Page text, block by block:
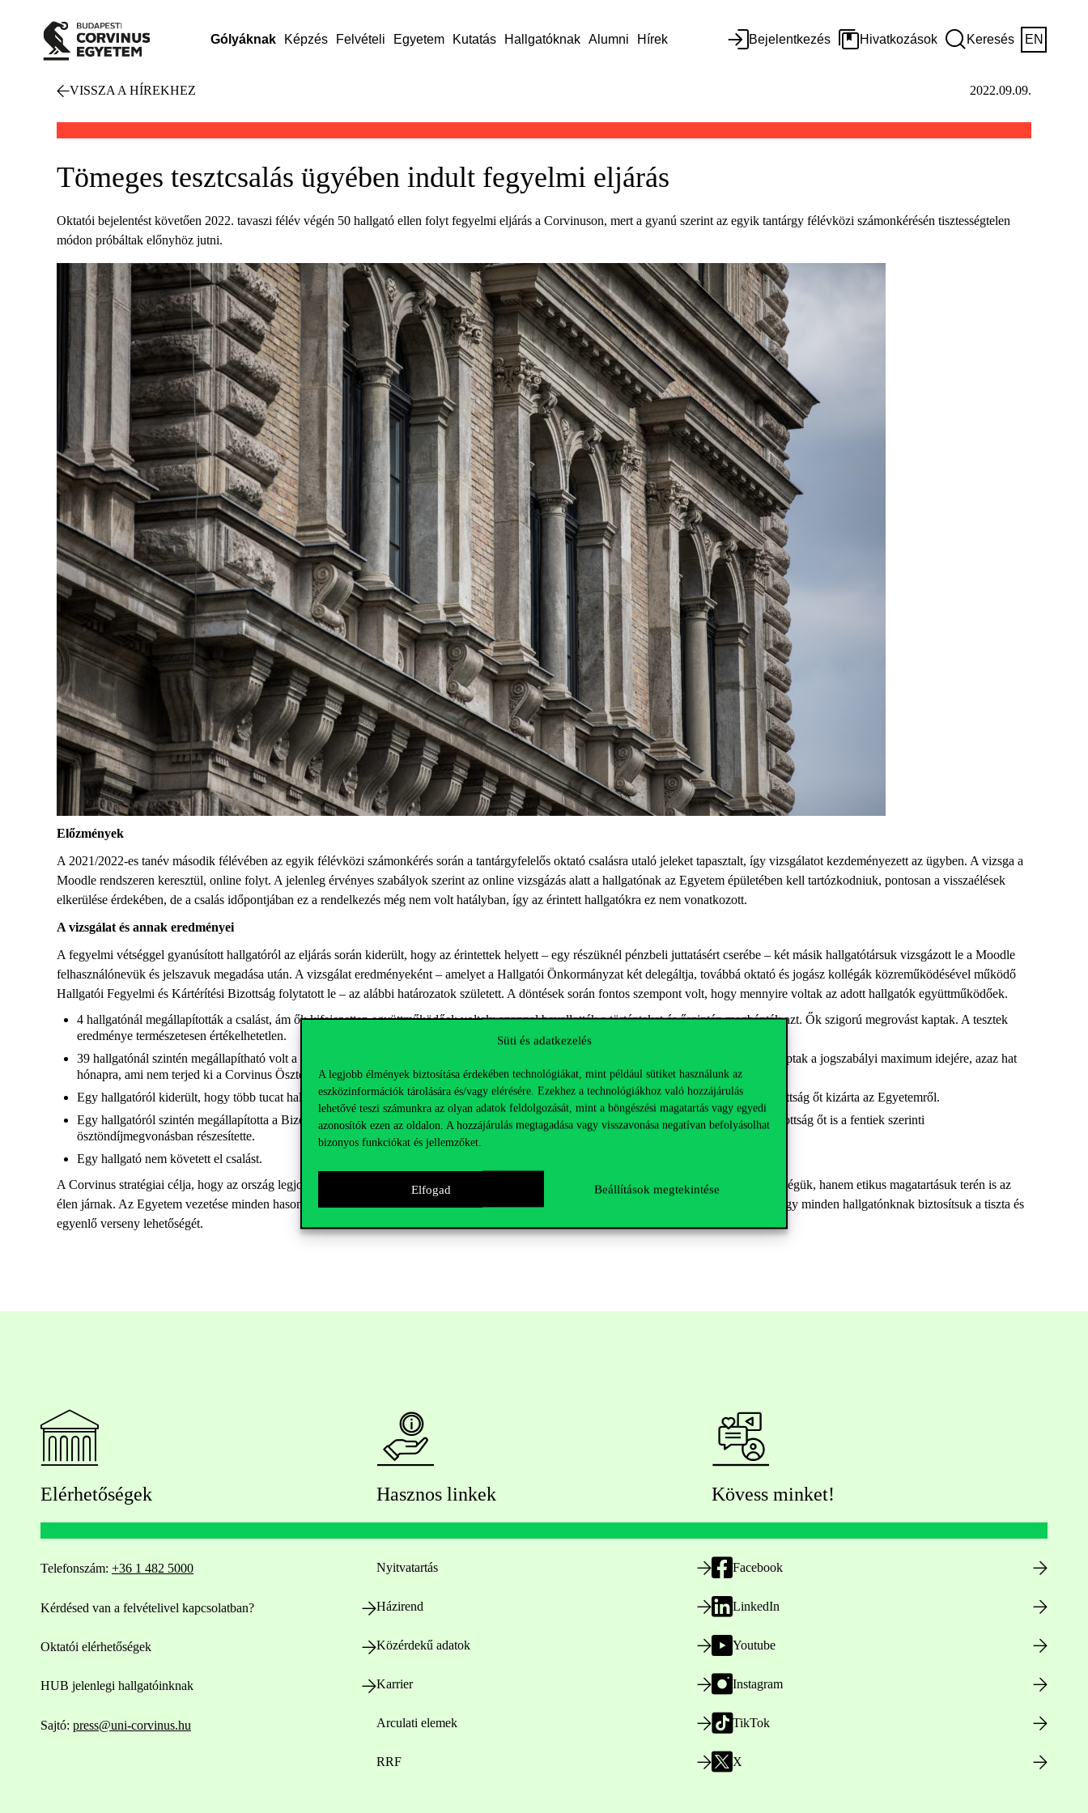
Süti és adatkezelés
A legjobb élmények biztosítása érdekében technológiákat, mint például sütiket használunk az
eszközinformációk tárolására és/vagy elérésére. Ezekhez a technológiákhoz való hozzájárulás
lehetővé teszi számunkra az olyan adatok feldolgozását, mint a böngészési magatartás vagy egyedi
azonosítók ezen az oldalon. A hozzájárulás megtagadása vagy visszavonása negatívan befolyásolhat
bizonyos funkciókat és jellemzőket.
Elfogad Beállítások megtekintése
Gólyáknak Képzés Felvételi Egyetem Kutatás Hallgatóknak Alumni Hírek Bejelentkezés Hivatkozások Keresés EN
VISSZA A HÍREKHEZ 2022.09.09.
Tömeges tesztcsalás ügyében indult fegyelmi eljárás
Oktatói bejelentést követően 2022. tavaszi félév végén 50 hallgató ellen folyt fegyelmi eljárás a Corvinuson, mert a gyanú szerint az egyik tantárgy félévközi számonkérésén tisztességtelen
módon próbáltak előnyhöz jutni.
Előzmények
A 2021/2022-es tanév második félévében az egyik félévközi számonkérés során a tantárgyfelelős oktató csalásra utaló jeleket tapasztalt, így vizsgálatot kezdeményezett az ügyben. A vizsga a
Moodle rendszeren keresztül, online folyt. A jelenleg érvényes szabályok szerint az online vizsgázás alatt a hallgatónak az Egyetem épületében kell tartózkodniuk, pontosan a visszaélések
elkerülése érdekében, de a csalás időpontjában ez a rendelkezés még nem volt hatályban, így az érintett hallgatókra ez nem vonatkozott.
A vizsgálat és annak eredményei
A fegyelmi vétséggel gyanúsított hallgatóról az eljárás során kiderült, hogy az érintettek helyett – egy részüknél pénzbeli juttatásért cserébe – két másik hallgatótársuk vizsgázott le a Moodle
felhasználónevük és jelszavuk megadása után. A vizsgálat eredményeként – amelyet a Hallgatói Önkormányzat két delegáltja, továbbá oktató és jogász kollégák közreműködésével működő
Hallgatói Fegyelmi és Kártérítési Bizottság folytatott le – az alábbi határozatok született. A döntések során fontos szempont volt, hogy mennyire voltak az adott hallgatók együttműködőek.
4 hallgatónál megállapították a csalást, ám ők kifejezetten együttműködőek voltak: azonnal bevallották a történteket és őszintén megbánták azt. Ők szigorú megrovást kaptak. A tesztek
eredménye természetesen értékelhetetlen.
39 hallgatónál szintén megállapítható volt a csalás, azonban ők kevésbé segítették az eljárást. Fegyelmi büntetésként ösztöndíjmegvonást kaptak a jogszabályi maximum idejére, azaz hat
hónapra, ami nem terjed ki a Corvinus Ösztöndíjra és a szociális ösztöndíjakra. A tesztek eredménye természetesen értékelhetetlen.
Egy hallgatóról kiderült, hogy több tucat hallgató helyett írta meg és nyújtotta be a tesztet, és ezért számos esetben pénzt fogadott el. A Bizottság őt kizárta az Egyetemről.
Egy hallgatóról szintén megállapította a Bizottság, hogy 3 másik hallgatótársa helyett segítségképpen megírta és benyújtotta a tesztet. A Bizottság őt is a fentiek szerinti
ösztöndíjmegvonásban részesítette.
Egy hallgató nem követett el csalást.
A Corvinus stratégiai célja, hogy az ország legjobb gazdaság- és társadalomtudományi szakembereit képezze, akik nemcsak szakmai felkészültségük, hanem etikus magatartásuk terén is az
élen járnak. Az Egyetem vezetése minden hasonló ügyben szigorúan fellép annak érdekében, hogy óvjuk az intézmény presztízsét, valamint hogy minden hallgatónknak biztosítsuk a tiszta és
egyenlő verseny lehetőségét.
Elérhetőségek
Telefonszám: +36 1 482 5000
Kérdésed van a felvételivel kapcsolatban?
Oktatói elérhetőségek
HUB jelenlegi hallgatóinknak
Sajtó: press@uni-corvinus.hu
Hasznos linkek
Nyitvatartás
Házirend
Közérdekű adatok
Karrier
Arculati elemek
RRF
Kövess minket!
Facebook
LinkedIn
Youtube
Instagram
TikTok
X